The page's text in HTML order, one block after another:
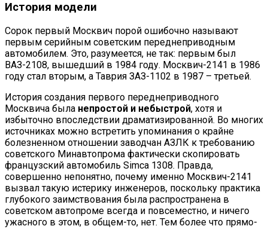
История модели
Сорок первый Москвич порой ошибочно называют
первым серийным советским переднеприводным
автомобилем. Это, разумеется, не так: первым был
ВАЗ-2108, вышедший в 1984 году. Москвич-2141 в 1986
году стал вторым, а Таврия ЗАЗ-1102 в 1987 – третьей.
История создания первого переднеприводного
Москвича была непростой и небыстрой, хотя и
избыточно впоследствии драматизированной. Во многих
источниках можно встретить упоминания о крайне
болезненном отношении заводчан АЗЛК к требованию
советского Минавтопрома фактически скопировать
французский автомобиль Simca 1308. Правда,
совершенно непонятно, почему именно Москвич-2141
вызвал такую истерику инженеров, поскольку практика
глубокого заимствования была распространена в
советском автопроме всегда и повсеместно, и ничего
ужасного в этом, в общем-то, нет. Тем более что прямо-